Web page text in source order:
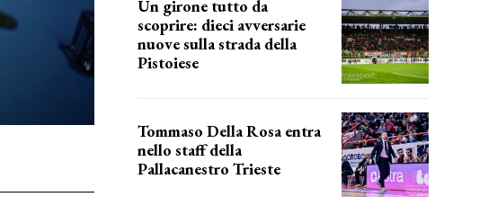
Un girone tutto da
scoprire: dieci avversarie
nuove sulla strada della
Pistoiese
Tommaso Della Rosa entra
nello staff della
Pallacanestro Trieste